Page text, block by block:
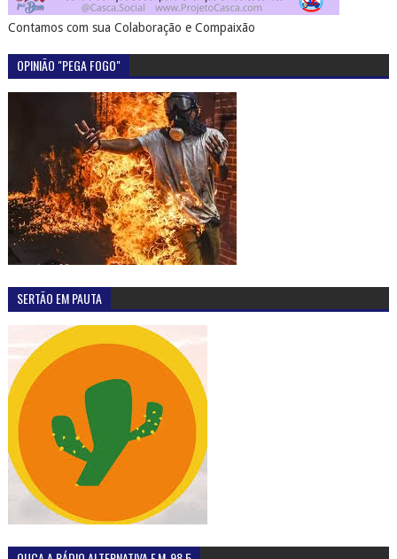
Contamos com sua Colaboração e Compaixão
OPINIÃO "PEGA FOGO"
SERTÃO EM PAUTA